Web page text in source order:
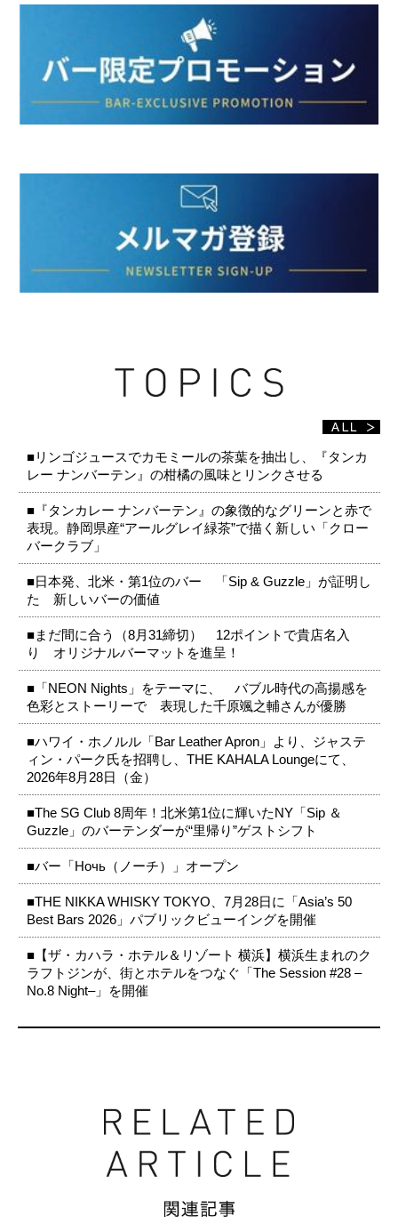
■リンゴジュースでカモミールの茶葉を抽出し、『タンカ
レー ナンバーテン』の柑橘の風味とリンクさせる
■『タンカレー ナンバーテン』の象徴的なグリーンと赤で
表現。静岡県産“アールグレイ緑茶”で描く新しい「クロー
バークラブ」
■日本発、北米・第1位のバー 「Sip & Guzzle」が証明し
た 新しいバーの価値
■まだ間に合う（8月31締切） 12ポイントで貴店名入
り オリジナルバーマットを進呈！
■「NEON Nights」をテーマに、 バブル時代の高揚感を
色彩とストーリーで 表現した千原颯之輔さんが優勝
■ハワイ・ホノルル「Bar Leather Apron」より、ジャステ
ィン・パーク氏を招聘し、THE KAHALA Loungeにて、
2026年8月28日（金）
■The SG Club 8周年！北米第1位に輝いたNY「Sip ＆
Guzzle」のバーテンダーが“里帰り”ゲストシフト
■バー「Ночь（ノーチ）」オープン
■THE NIKKA WHISKY TOKYO、7月28日に「Asia’s 50
Best Bars 2026」パブリックビューイングを開催
■【ザ・カハラ・ホテル＆リゾート 横浜】横浜生まれのク
ラフトジンが、街とホテルをつなぐ「The Session #28 –
No.8 Night–」を開催